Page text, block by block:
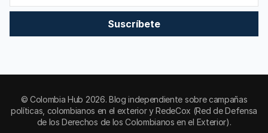
Suscríbete
© Colombia Hub 2026. Blog independiente sobre campañas
políticas, colombianos en el exterior y RedeCox (Red de Defensa
de los Derechos de los Colombianos en el Exterior).